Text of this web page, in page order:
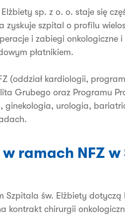
sp. z o. o. staje się
zyskuje szpital o profilu
i zabiegi onkologiczne
płatnikiem.
(oddział kardiologii,
Grubego oraz Programu
ginekologia, urologia,
ramach NFZ w
Szpitala św. Elżbiety
kontrakt chirurgii